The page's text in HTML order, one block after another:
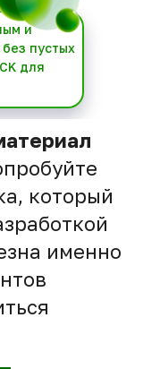
и
пустых
для
который
именно